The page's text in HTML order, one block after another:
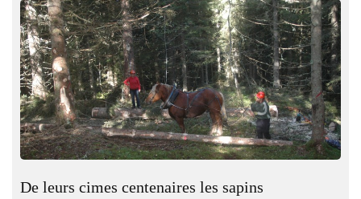
De leurs cimes centenaires les sapins